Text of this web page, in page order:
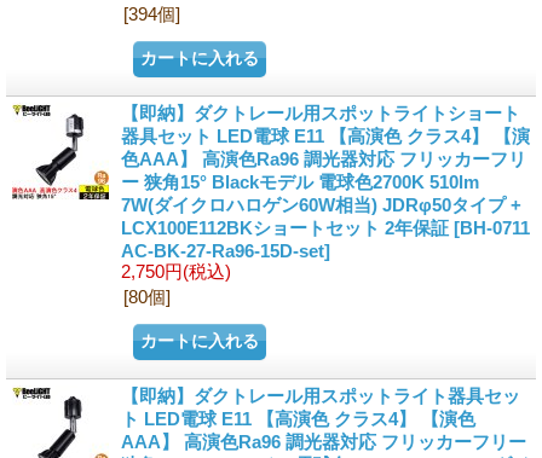
[394個]
【即納】ダクトレール用スポットライトショート
器具セット LED電球 E11 【高演色 クラス4】 【演
色AAA】 高演色Ra96 調光器対応 フリッカーフリ
ー 狭角15° Blackモデル 電球色2700K 510lm
7W(ダイクロハロゲン60W相当) JDRφ50タイプ +
LCX100E112BKショートセット 2年保証 [BH-0711
AC-BK-27-Ra96-15D-set]
2,750円(税込)
[80個]
【即納】ダクトレール用スポットライト器具セッ
ト LED電球 E11 【高演色 クラス4】 【演色
AAA】 高演色Ra96 調光器対応 フリッカーフリー